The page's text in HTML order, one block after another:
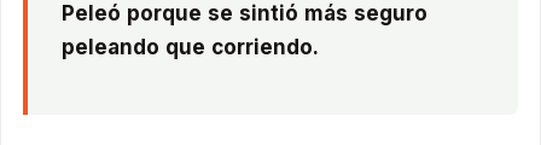
Peleó porque se sintió más seguro
peleando que corriendo.